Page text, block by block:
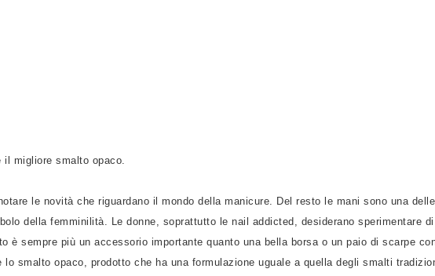
il migliore smalto opaco.
le novità che riguardano il mondo della manicure. Del resto le mani sono una delle
della femminilità. Le donne, soprattutto le nail addicted, desiderano sperimentare di
è sempre più un accessorio importante quanto una bella borsa o un paio di scarpe
smalto opaco, prodotto che ha una formulazione uguale a quella degli smalti